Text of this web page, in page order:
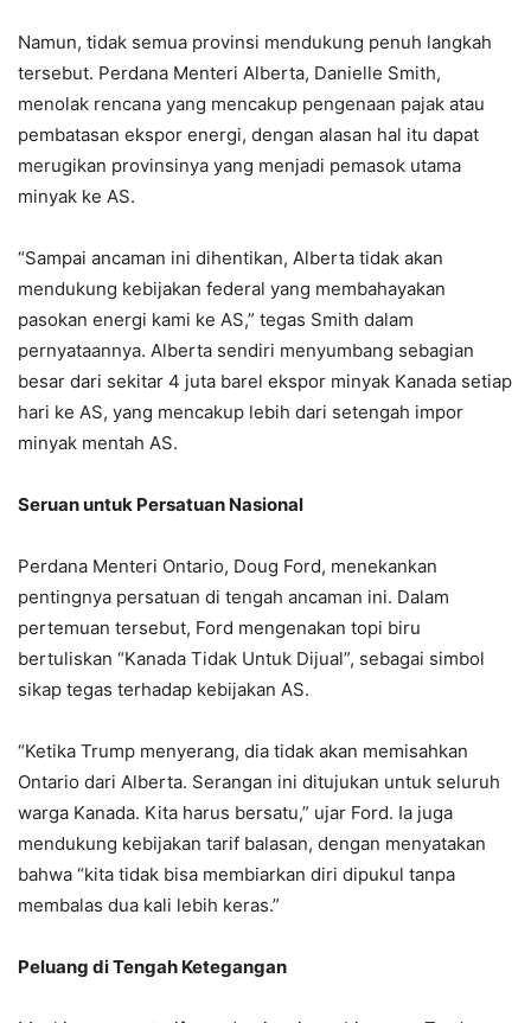
Namun, tidak semua provinsi mendukung penuh langkah
tersebut. Perdana Menteri Alberta, Danielle Smith,
menolak rencana yang mencakup pengenaan pajak atau
pembatasan ekspor energi, dengan alasan hal itu dapat
merugikan provinsinya yang menjadi pemasok utama
minyak ke AS.
“Sampai ancaman ini dihentikan, Alberta tidak akan
mendukung kebijakan federal yang membahayakan
pasokan energi kami ke AS,” tegas Smith dalam
pernyataannya. Alberta sendiri menyumbang sebagian
besar dari sekitar 4 juta barel ekspor minyak Kanada setiap
hari ke AS, yang mencakup lebih dari setengah impor
minyak mentah AS.
Seruan untuk Persatuan Nasional
Perdana Menteri Ontario, Doug Ford, menekankan
pentingnya persatuan di tengah ancaman ini. Dalam
pertemuan tersebut, Ford mengenakan topi biru
bertuliskan “Kanada Tidak Untuk Dijual”, sebagai simbol
sikap tegas terhadap kebijakan AS.
“Ketika Trump menyerang, dia tidak akan memisahkan
Ontario dari Alberta. Serangan ini ditujukan untuk seluruh
warga Kanada. Kita harus bersatu,” ujar Ford. Ia juga
mendukung kebijakan tarif balasan, dengan menyatakan
bahwa “kita tidak bisa membiarkan diri dipukul tanpa
membalas dua kali lebih keras.”
Peluang di Tengah Ketegangan